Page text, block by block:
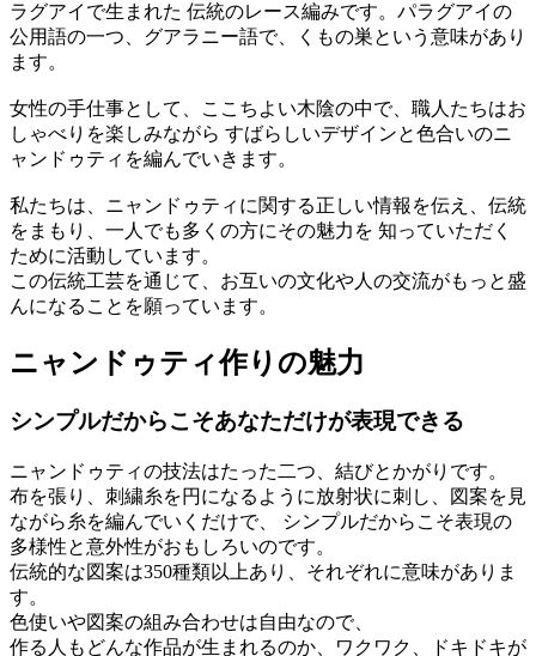
ラグアイで生まれた 伝統のレース編みです。パラグアイの
公用語の一つ、グアラニー語で、くもの巣という意味があり
ます。
女性の手仕事として、ここちよい木陰の中で、職人たちはお
しゃべりを楽しみながら すばらしいデザインと色合いのニ
ャンドゥティを編んでいきます。
私たちは、ニャンドゥティに関する正しい情報を伝え、伝統
をまもり、一人でも多くの方にその魅力を 知っていただく
ために活動しています。
この伝統工芸を通じて、お互いの文化や人の交流がもっと盛
んになることを願っています。
ニャンドゥティ作りの魅力
シンプルだからこそあなただけが表現できる
ニャンドゥティの技法はたった二つ、結びとかがりです。
布を張り、刺繍糸を円になるように放射状に刺し、図案を見
ながら糸を編んでいくだけで、 シンプルだからこそ表現の
多様性と意外性がおもしろいのです。
伝統的な図案は350種類以上あり、それぞれに意味がありま
す。
色使いや図案の組み合わせは自由なので、
作る人もどんな作品が生まれるのか、ワクワク、ドキドキが